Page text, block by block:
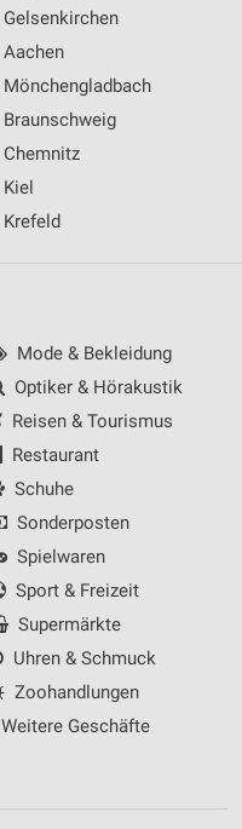
Gelsenkirchen
Aachen
Mönchengladbach
Braunschweig
Chemnitz
Kiel
Krefeld
Mode & Bekleidung
Optiker & Hörakustik
Reisen & Tourismus
Restaurant
Schuhe
Sonderposten
Spielwaren
Sport & Freizeit
Supermärkte
Uhren & Schmuck
Zoohandlungen
Weitere Geschäfte